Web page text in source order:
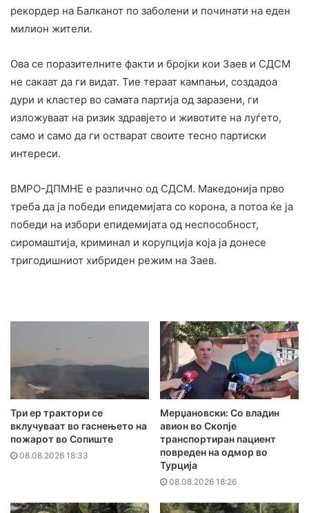
рекордер на Балканот по заболени и починати на еден
милион жители.
Ова се поразителните факти и бројки кои Заев и СДСМ
не сакаат да ги видат. Тие тераат кампањи, создадоа
дури и кластер во самата партија од заразени, ги
изложуваат на ризик здравјето и животите на луѓето,
само и само да ги остварат своите тесно партиски
интереси.
ВМРО-ДПМНЕ е различно од СДСМ. Македонија прво
треба да ја победи епидемијата со корона, а потоа ќе ја
победи на избори епидемијата од неспособност,
сиромаштија, криминал и корупција која ја донесе
тригодишниот хибриден режим на Заев.
Три ер трактори се
вклучуваат во гаснењето на
пожарот во Сопиште
08.08.2026 18:33
Мерџановски: Со владин
авион во Скопје
транспортиран пациент
повреден на одмор во
Турција
08.08.2026 18:26